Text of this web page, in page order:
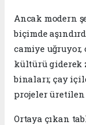
Ancak modern
biçimde
camiye
kültürü giderek
binaları; çay
projeler üretilen
Ortaya çıkan